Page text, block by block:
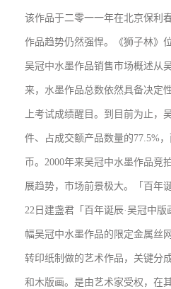
该作品于二零一一年在北京保利
作品趋势仍然强悍。《狮子林》
吴冠中水墨作品销售市场概述从
来，水墨作品总数依然具备决定
上考试成绩醒目。到目前为止，
件、占成交额产品数量的77.5%
币。2000年来吴冠中水墨作品竞
展趋势，市场前景极大。「百年
22日建盏君「百年诞辰·吴冠中
幅吴冠中水墨作品的限定金属丝
转印纸制做的艺术作品，关键分
和木版画。是由艺术家受权，在